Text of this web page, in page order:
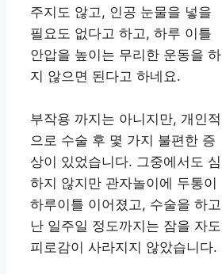
주지도 않고, 인공 눈물을 넣을
필요도 없다고 하고, 하루 이틀
안압을 높이는 무리한 운동을 하
지 않으면 된다고 하네요.
부작용 까지는 아니지만, 개인적
으로 수술 후 몇 가지 불편한 증
상이 있었습니다. 그중에서도 심
하지 않지만 관자놀이에 두통이
하루이틀 이어졌고, 수술을 하고
난 일주일 정도까지는 잠을 자도
피로감이 사라지지 않았습니다.